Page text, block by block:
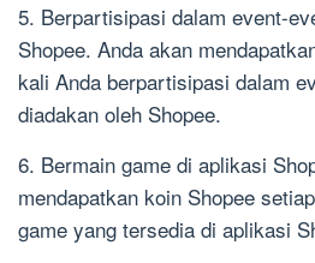
5. Berpartisipasi dalam event-
Shopee. Anda akan
kali Anda berpartisipasi dalam
diadakan oleh Shopee.
6. Bermain game di aplikasi
mendapatkan koin Shopee
game yang tersedia di aplikasi